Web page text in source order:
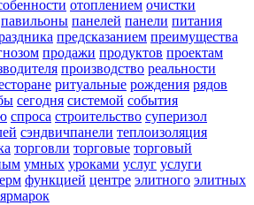
отоплением очистки
павильоны панелей панели питания
предсказанием преимущества
продажи продуктов проектам
производство реальности
ритуальные рождения рядов
сегодня системой события
спроса строительство суперизол
сэндвичпанели теплоизоляция
торговли торговые торговый
умных уроками услуг услуги
функцией центре элитного элитных
ярмарок